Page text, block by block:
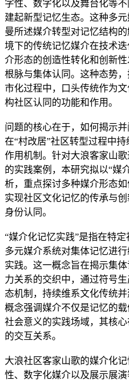
字性、数字化以及舞台化等
建起新型记忆生态。这种多
曼所述媒介转型对记忆结构
境下的传统记忆媒介在技术
介形态的创造性转化和创新
根脉与集体认同。这种态势
市化过程中，口头传统作为
构社区认同的功能和作用。
问题的核心在于，如何揭示
在“村改居”社区转型过程中
作用机制。针对大浪客家山
的实践案例，本研究拟以“媒
析，重点探讨多种媒介形态
实现社区文化记忆的传承与
身份认同。
“媒介化记忆实践”是指在特
多元媒介系统对集体记忆进
实践。这一概念旨在揭示集
力关系的交织中，通过符号
态机制，持续维系文化传统
概念强调媒介不仅是记忆的
社会意义的实践场域，其核
的交互关系。
大浪社区客家山歌的媒介化
性、数字化媒介以及展示展